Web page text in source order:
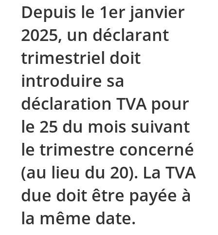
Depuis le 1er janvier
2025, un déclarant
trimestriel doit
introduire sa
déclaration TVA pour
le 25 du mois suivant
le trimestre concerné
(au lieu du 20). La TVA
due doit être payée à
la même date.